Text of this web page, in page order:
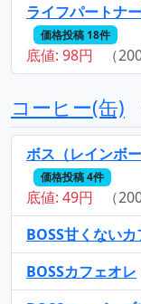
ライフパートナ
価格投稿 18件
底値: 98円 （
コーヒー(缶)
ボス（レインボ
価格投稿 4件
底値: 49円
（
BOSS甘くない
BOSSカフェオレ